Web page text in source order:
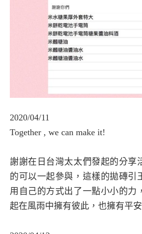
2020/04/11
Together , we can make it!
謝謝在日台灣太太們發起的分享
的可以一起參與，這樣的拋磚引
用自己的方式出了一點小小的力
起在風雨中擁有彼此，也擁有平安